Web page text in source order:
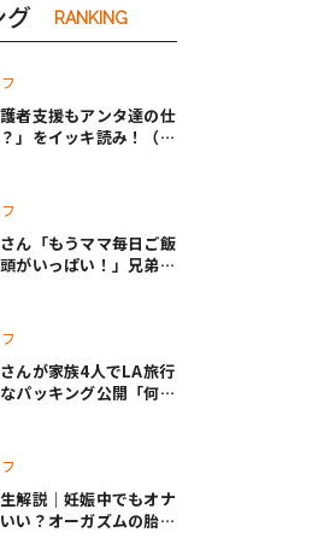
グ RANKING
者支援もアンタ達の仕
」をイッキ読み！（右
ん「もうママ毎日ご飯
がいっぱい！」兄弟夏
んが家族4人でLA旅行
パッキング公開「何が
解説｜妊娠中でもオナ
い？オーガズムの胎児